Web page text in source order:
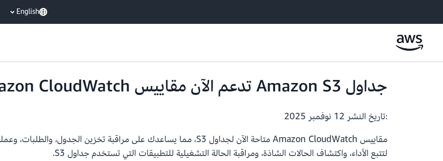
English
جداول Amazon S3 تدعم الآن مقاييس Amazon CloudWatch
:تاريخ النشر
لتتبع الأداء، واكتشاف الحالات الشاذة، ومراقبة الحالة التشغيلية للتطبيقات التي تستخدم جداول S3.